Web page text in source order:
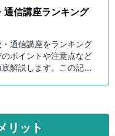
通信講座ランキング
通信講座をランキング
ポイントや注意点など
解説します。この記事
リット